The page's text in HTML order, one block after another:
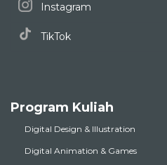
Instagram
TikTok
Program Kuliah
Digital Design & Illustration
Digital Animation & Games